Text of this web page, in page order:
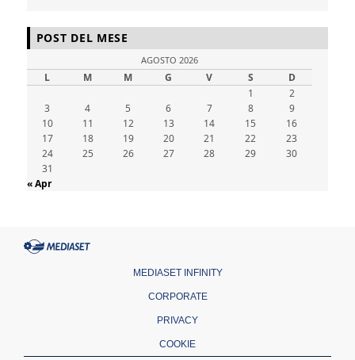
POST DEL MESE
AGOSTO 2026
L M M G V S
D
1
2
3
4 5 6 7 8
9
10
11 12 13 14 15
16
17
18 19 20 21 22
23
24
25 26 27 28 29
30
31
« Apr
MEDIASET INFINITY
CORPORATE
PRIVACY
COOKIE